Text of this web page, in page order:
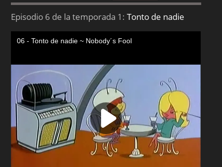
Episodio 6 de la temporada 1:Tonto de nadie